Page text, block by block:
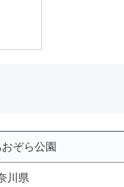
ぞら公園
川県